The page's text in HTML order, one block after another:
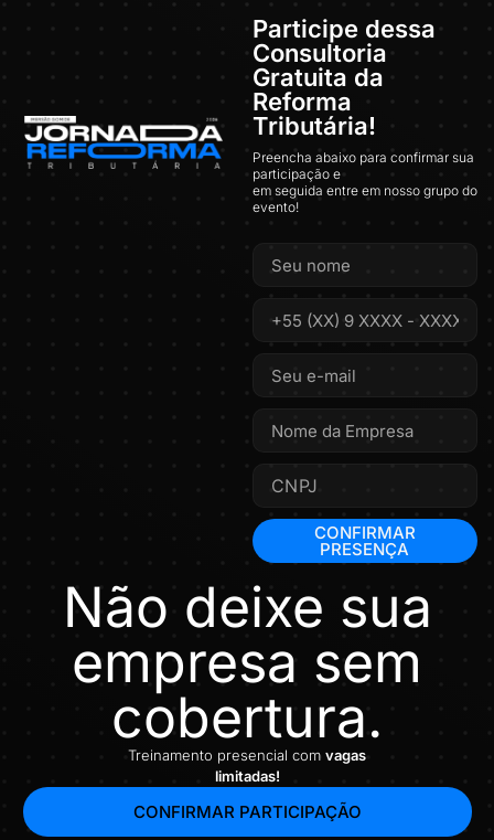
Participe dessa
Consultoria
Gratuita da
Reforma
Tributária!
Preencha abaixo para confirmar sua
participação e
em seguida entre em nosso grupo do
evento!
CONFIRMAR
PRESENÇA
Não deixe sua
empresa sem
cobertura.
Treinamento presencial com vagas
limitadas!
CONFIRMAR PARTICIPAÇÃO